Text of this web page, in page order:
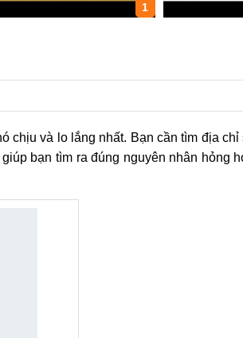
1
chịu và lo lắng nhất. Bạn cần tìm địa
bạn tìm ra đúng nguyên nhân hỏng